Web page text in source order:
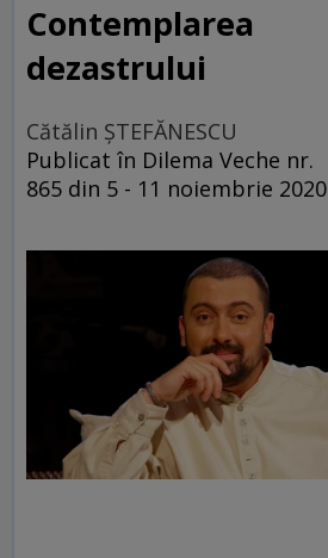
Contemplarea
dezastrului
Cătălin ŞTEFĂNESCU
Publicat în Dilema Veche nr.
865 din 5 - 11 noiembrie 2020